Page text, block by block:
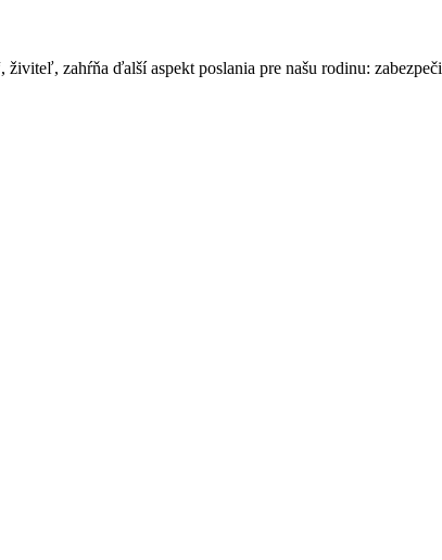
zahŕňa ďalší aspekt poslania pre našu rodinu: